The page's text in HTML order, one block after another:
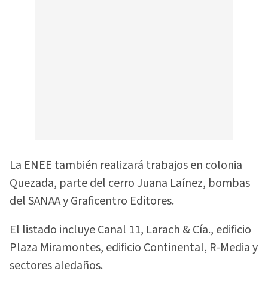
La ENEE también realizará trabajos en colonia
Quezada, parte del cerro Juana Laínez, bombas
del SANAA y Graficentro Editores.
El listado incluye Canal 11, Larach & Cía., edificio
Plaza Miramontes, edificio Continental, R-Media y
sectores aledaños.